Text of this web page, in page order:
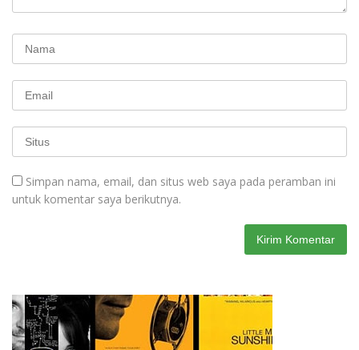
Simpan nama, email, dan situs web saya pada peramban ini
untuk komentar saya berikutnya.